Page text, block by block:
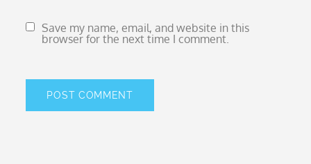
Save my name, email, and website in this
browser for the next time I comment.